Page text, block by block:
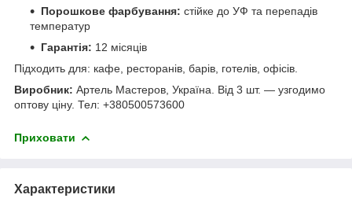
Порошкове фарбування: стійке до УФ та перепадів
температур
Гарантія: 12 місяців
Підходить для: кафе, ресторанів, барів, готелів, офісів.
Виробник: Артель Мастеров, Україна. Від 3 шт. — узгодимо
оптову ціну. Тел: +380500573600
Приховати
Характеристики